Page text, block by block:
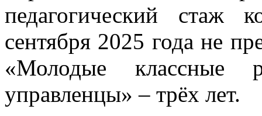
педагогический
сентября 2025 года не
«Молодые классные
управленцы» – трёх лет.